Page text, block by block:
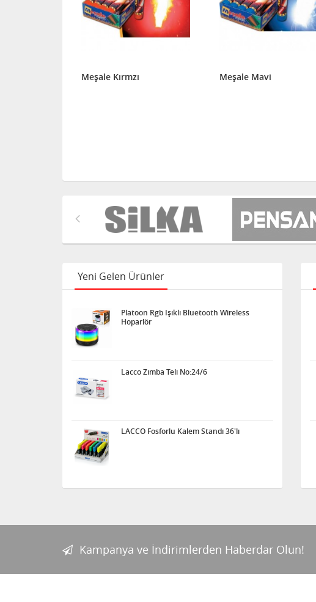
Meşale Kırmzı Meşale Mavi
Yeni Gelen Ürünler
Platoon Rgb Işıklı Bluetooth Wireless
Hoparlör
Lacco Zımba Teli No:24/6
LACCO Fosforlu Kalem Standı 36'lı
Kampanya ve İndirimlerden Haberdar Olun!